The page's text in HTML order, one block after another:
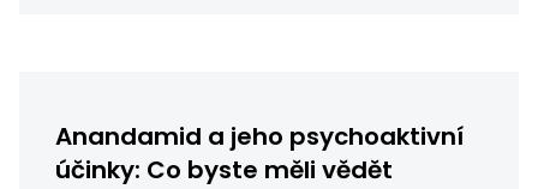
Anandamid a jeho psychoaktivní
účinky: Co byste měli vědět